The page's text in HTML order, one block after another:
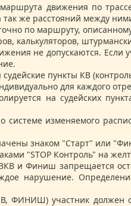
движения по
так же расстояний между
по маршруту,
калькуляторов,
не допускаются.
пункты КВ
для каждого
на судейских
изменяемого
знаком "Старт" или
"STOP Контроль" на
и Финиш запрещается
нарушение.
ФИНИШ) участник должен